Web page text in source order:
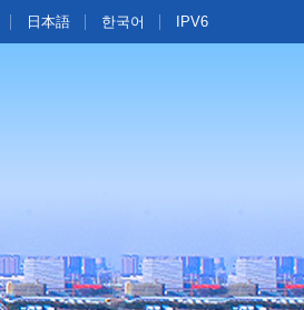
日本語 한국어 IPV6